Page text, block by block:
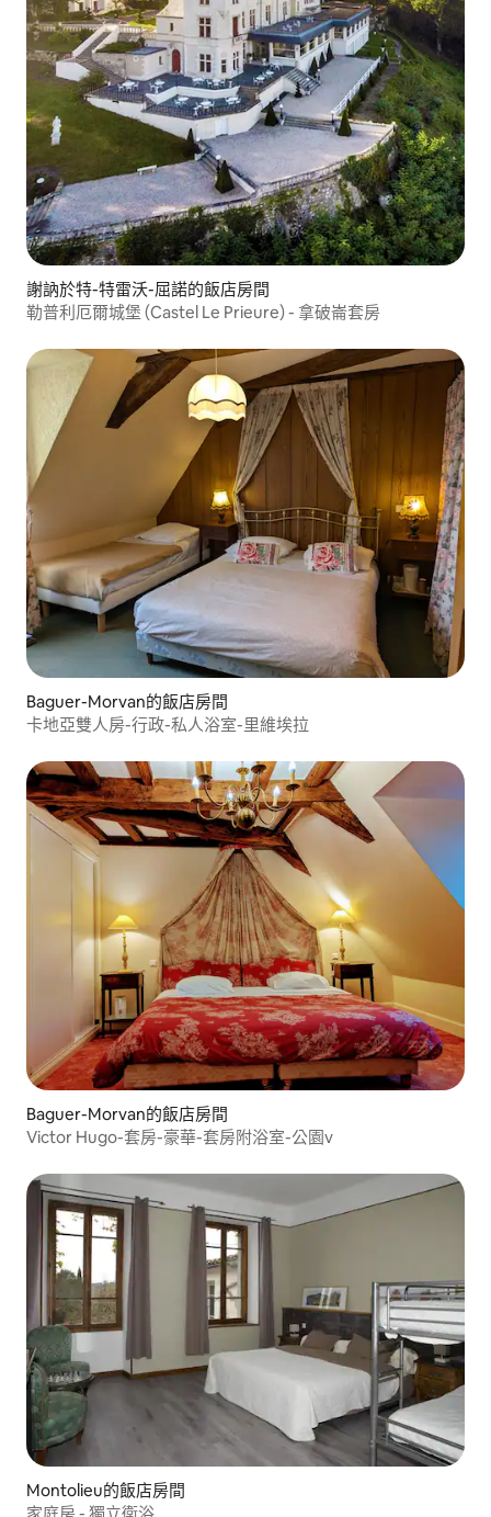
謝訥於特-特雷沃-屈諾的飯店房間
勒普利厄爾城堡 (Castel Le Prieure) - 拿破崙套房
Baguer-Morvan的飯店房間
卡地亞雙人房-行政-私人浴室-里維埃拉
Baguer-Morvan的飯店房間
Victor Hugo-套房-豪華-套房附浴室-公園v
Montolieu的飯店房間
家庭房 - 獨立衛浴